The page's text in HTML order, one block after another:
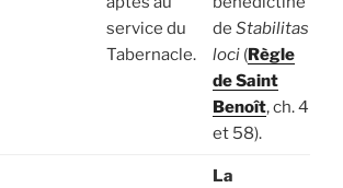
service du
Tabernacle.
de Stabilitas
loci(Règle
de Saint
Benoît, ch. 4
et 58).
La